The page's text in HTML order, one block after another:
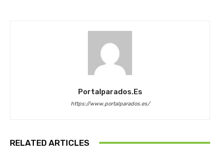
Portalparados.es
https://www.portalparados.es/
RELATED ARTICLES